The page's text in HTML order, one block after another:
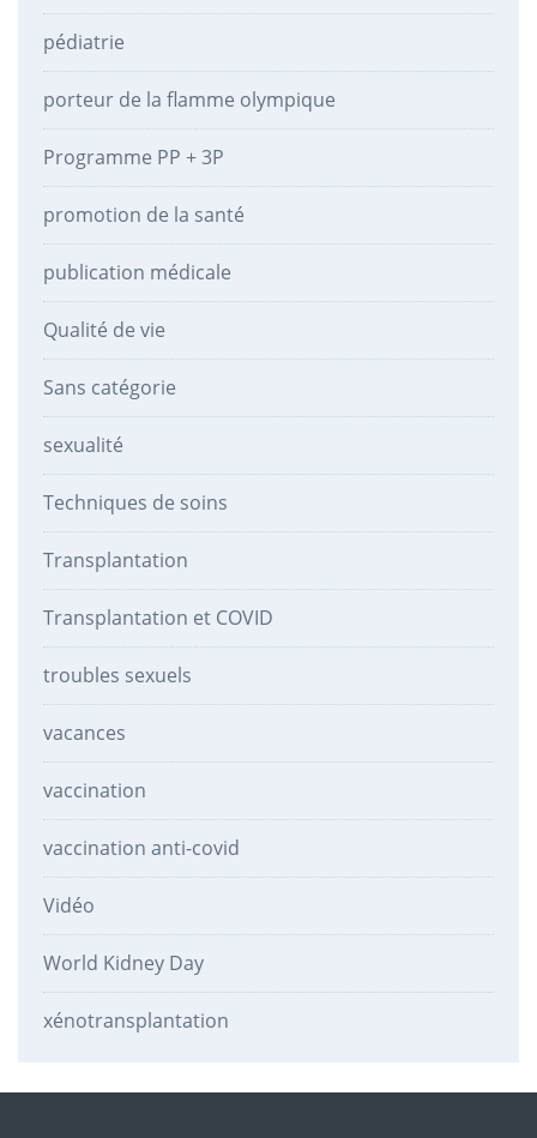
pédiatrie
porteur de la flamme olympique
Programme PP + 3P
promotion de la santé
publication médicale
Qualité de vie
Sans catégorie
sexualité
Techniques de soins
Transplantation
Transplantation et COVID
troubles sexuels
vacances
vaccination
vaccination anti-covid
Vidéo
World Kidney Day
xénotransplantation